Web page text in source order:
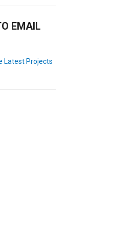
EMAIL
Latest Projects